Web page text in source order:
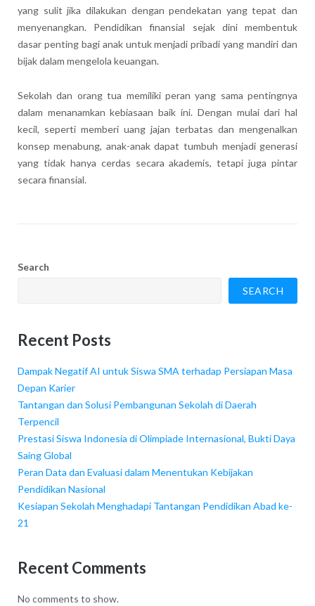
yang sulit jika dilakukan dengan pendekatan yang tepat dan
menyenangkan. Pendidikan finansial sejak dini membentuk
dasar penting bagi anak untuk menjadi pribadi yang mandiri dan
bijak dalam mengelola keuangan.
Sekolah dan orang tua memiliki peran yang sama pentingnya
dalam menanamkan kebiasaan baik ini. Dengan mulai dari hal
kecil, seperti memberi uang jajan terbatas dan mengenalkan
konsep menabung, anak-anak dapat tumbuh menjadi generasi
yang tidak hanya cerdas secara akademis, tetapi juga pintar
secara finansial.
Search
SEARCH
Recent Posts
Dampak Negatif AI untuk Siswa SMA terhadap Persiapan Masa
Depan Karier
Tantangan dan Solusi Pembangunan Sekolah di Daerah
Terpencil
Prestasi Siswa Indonesia di Olimpiade Internasional, Bukti Daya
Saing Global
Peran Data dan Evaluasi dalam Menentukan Kebijakan
Pendidikan Nasional
Kesiapan Sekolah Menghadapi Tantangan Pendidikan Abad ke-
21
Recent Comments
No comments to show.